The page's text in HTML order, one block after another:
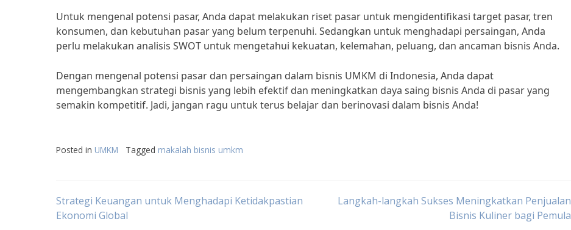
Untuk mengenal potensi pasar, Anda dapat melakukan riset pasar untuk mengidentifikasi target pasar, tren
konsumen, dan kebutuhan pasar yang belum terpenuhi. Sedangkan untuk menghadapi persaingan, Anda
perlu melakukan analisis SWOT untuk mengetahui kekuatan, kelemahan, peluang, dan ancaman bisnis Anda.
Dengan mengenal potensi pasar dan persaingan dalam bisnis UMKM di Indonesia, Anda dapat
mengembangkan strategi bisnis yang lebih efektif dan meningkatkan daya saing bisnis Anda di pasar yang
semakin kompetitif. Jadi, jangan ragu untuk terus belajar dan berinovasi dalam bisnis Anda!
Posted in UMKM Tagged makalah bisnis umkm
Post
Strategi Keuangan untuk Menghadapi Ketidakpastian
Ekonomi Global
Langkah-langkah Sukses Meningkatkan Penjualan
Bisnis Kuliner bagi Pemula